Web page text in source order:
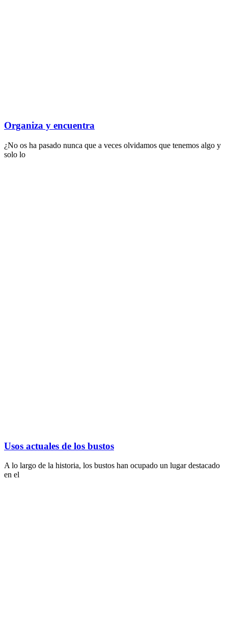
Organiza y encuentra
¿No os ha pasado nunca que a veces olvidamos que tenemos algo y
solo lo
Usos actuales de los bustos
A lo largo de la historia, los bustos han ocupado un lugar destacado
en el